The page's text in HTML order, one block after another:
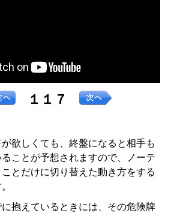
１１７
欲しくても、終盤になると相手も
ことが予想されますので、ノーテ
とだけに切り替えた動き方をする
抱えているときには、その危険牌